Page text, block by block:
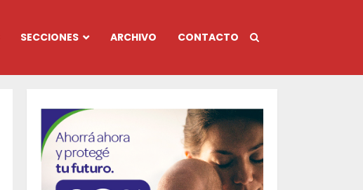
SECCIONES ARCHIVO CONTACTO